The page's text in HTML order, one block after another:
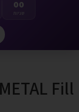
00
שניות
METAL Fill